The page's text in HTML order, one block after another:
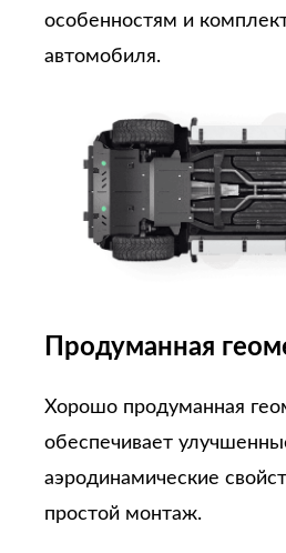
особенностям и
автомобиля.
Продуманная
Хорошо продуманная
обеспечивает
аэродинамические
простой монтаж.